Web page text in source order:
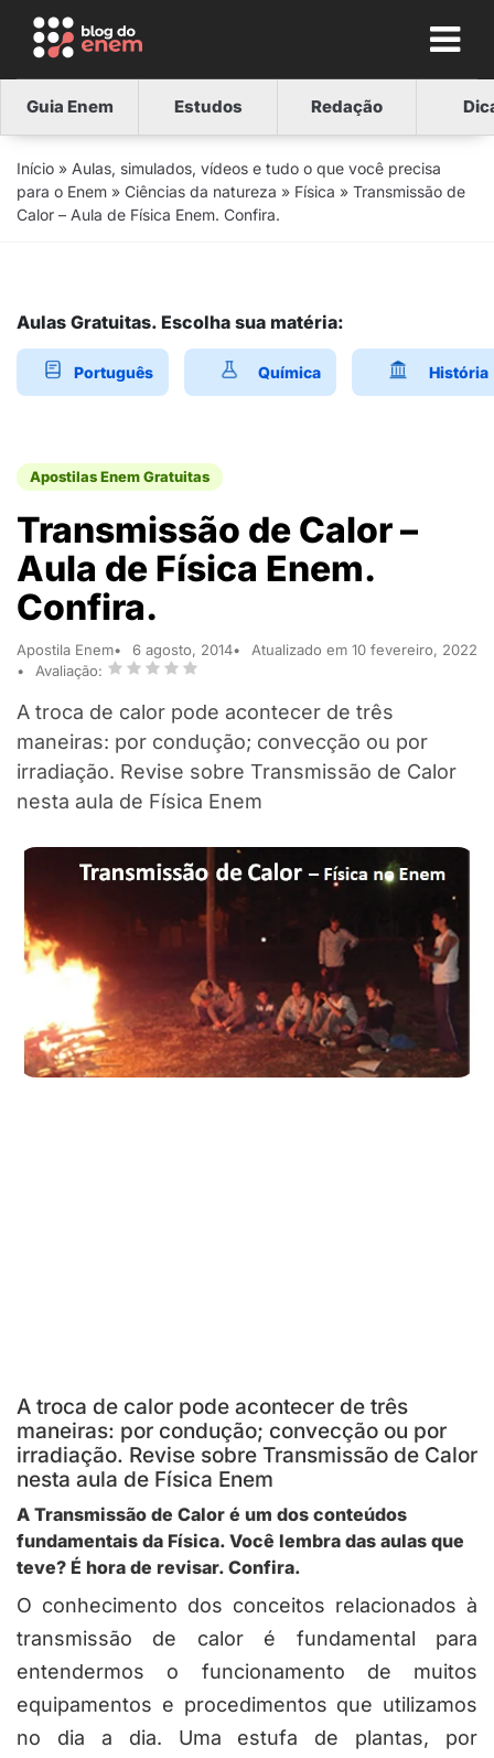
Guia Enem Estudos Redação
Início » Aulas, simulados, vídeos e tudo o que você precisa
para o Enem » Ciências da natureza » Física » Transmissão de
Calor – Aula de Física Enem. Confira.
Aulas Gratuitas. Escolha sua matéria:
Português Química História
Apostilas Enem Gratuitas
Transmissão de Calor –
Aula de Física Enem.
Confira.
Apostila Enem 6 agosto, 2014
Atualizado em 10 fevereiro, 2022
Avaliação:
A troca de calor pode acontecer de três
maneiras: por condução; convecção ou por
irradiação. Revise sobre Transmissão de Calor
nesta aula de Física Enem
A troca de calor pode acontecer de três
maneiras: por condução; convecção ou por
irradiação. Revise sobre Transmissão de Calor
nesta aula de Física Enem
A Transmissão de Calor é um dos conteúdos
fundamentais da Física. Você lembra das aulas que
teve? É hora de revisar. Confira.
O conhecimento dos conceitos relacionados à
transmissão de calor é fundamental para
entendermos o funcionamento de muitos
equipamentos e procedimentos que utilizamos
no dia a dia. Uma estufa de plantas, por